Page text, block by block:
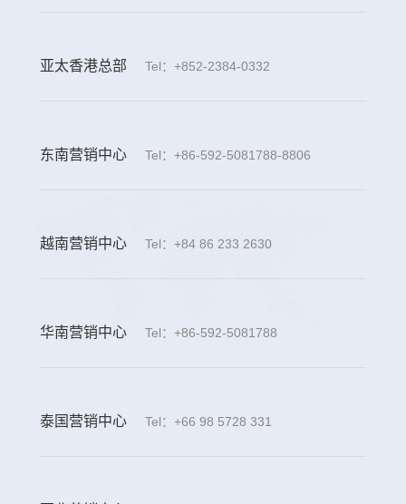
亚太香港总部 Tel：+852-2384-0332
东南营销中心 Tel：+86-592-5081788-8806
越南营销中心 Tel：+84 86 233 2630
华南营销中心 Tel：+86-592-5081788
泰国营销中心 Tel：+66 98 5728 331